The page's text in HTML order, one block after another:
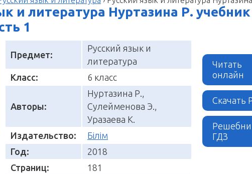
и литература Нуртазина Р.
1
Предмет:
Русский язык и
литература
Класс:
6 класс
Авторы:
Нуртазина Р.,
Сулейменова Э.,
Уразаева К.
Издательство:
Білім
Год:
2018
Страниц:
181
Читать
онлайн
Скачать
ГДЗ